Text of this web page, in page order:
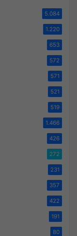
5.084
1.220
653
572
571
521
519
1.466
426
272
231
357
422
191
80